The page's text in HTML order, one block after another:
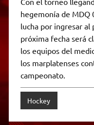
hegemonía de MDQ
lucha por ingresar al
próxima fecha será
los equipos del
los marplatenses
campeonato.
Hockey